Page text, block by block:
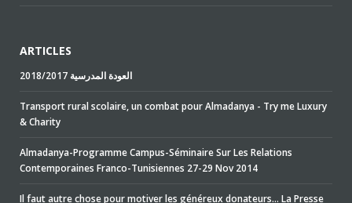
ARTICLES
2018/2017 العودة المدرسية
Transport rural scolaire, un combat pour Almadanya - Try me Luxury
& Charity
Almadanya-Programme Campus-Séminaire Sur Les Relations
Contemporaines Franco-Tunisiennes 27-29 Nov 2014
Il faut autre chose pour motiver les généreux donateurs… La Presse